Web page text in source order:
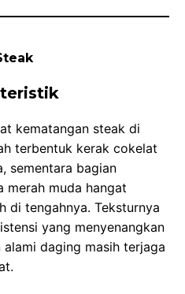
kematangan steak di
terbentuk kerak cokelat
sementara bagian
merah muda hangat
di tengahnya. Teksturnya
yang menyenangkan
daging masih terjaga